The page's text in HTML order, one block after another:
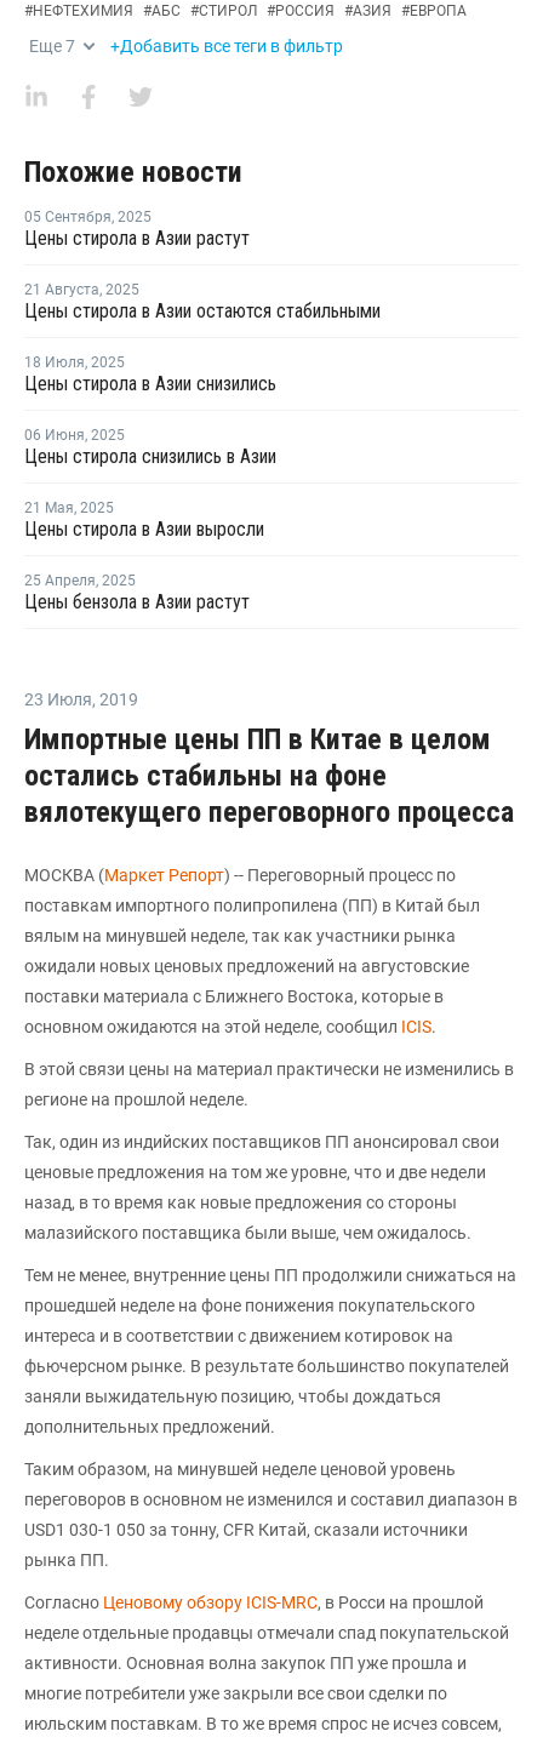
#НЕФТЕХИМИЯ #АБС #СТИРОЛ #РОССИЯ #АЗИЯ #ЕВРОПА
Еще7 +Добавить все теги в фильтр
Похожие новости
05 Сентября, 2025
Цены стирола в Азии растут
21 Августа, 2025
Цены стирола в Азии остаются стабильными
18 Июля, 2025
Цены стирола в Азии снизились
06 Июня, 2025
Цены стирола снизились в Азии
21 Мая, 2025
Цены стирола в Азии выросли
25 Апреля, 2025
Цены бензола в Азии растут
23 Июля, 2019
Импортные цены ПП в Китае в целом
остались стабильны на фоне
вялотекущего переговорного процесса
МОСКВА (Маркет Репорт) -- Переговорный процесс по
поставкам импортного полипропилена (ПП) в Китай был
вялым на минувшей неделе, так как участники рынка
ожидали новых ценовых предложений на августовские
поставки материала с Ближнего Востока, которые в
основном ожидаются на этой неделе, сообщил ICIS.
В этой связи цены на материал практически не изменились в
регионе на прошлой неделе.
Так, один из индийских поставщиков ПП анонсировал свои
ценовые предложения на том же уровне, что и две недели
назад, в то время как новые предложения со стороны
малазийского поставщика были выше, чем ожидалось.
Тем не менее, внутренние цены ПП продолжили снижаться на
прошедшей неделе на фоне понижения покупательского
интереса и в соответствии с движением котировок на
фьючерсном рынке. В результате большинство покупателей
заняли выжидательную позицию, чтобы дождаться
дополнительных предложений.
Таким образом, на минувшей неделе ценовой уровень
переговоров в основном не изменился и составил диапазон в
USD1 030-1 050 за тонну, CFR Китай, сказали источники
рынка ПП.
Согласно Ценовому обзору ICIS-MRC, в Росси на прошлой
неделе отдельные продавцы отмечали спад покупательской
активности. Основная волна закупок ПП уже прошла и
многие потребители уже закрыли все свои сделки по
июльским поставкам. В то же время спрос не исчез совсем,